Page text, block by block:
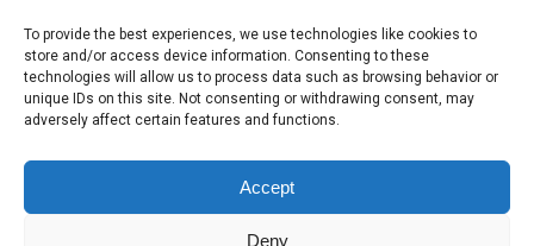
To provide the best experiences, we use technologies like cookies to
store and/or access device information. Consenting to these
technologies will allow us to process data such as browsing behavior or
unique IDs on this site. Not consenting or withdrawing consent, may
adversely affect certain features and functions.
Accept
Deny